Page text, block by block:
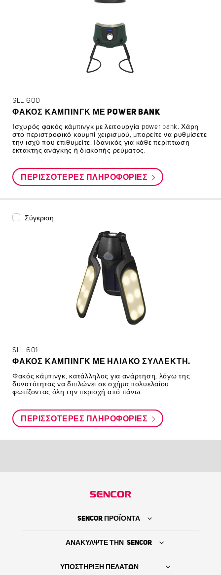
SLL 600
ΦΑΚΌΣ ΚΆΜΠΙΝΓΚ ΜΕ POWER BANK
Ισχυρός φακός κάμπινγκ με λειτουργία power bank. Χάρη
στο περιστροφικό κουμπί χειρισμού, μπορείτε να ρυθμίσετε
την ισχύ που επιθυμείτε. Ιδανικός για κάθε περίπτωση
έκτακτης ανάγκης ή διακοπής ρεύματος.
ΠΕΡΙΣΣΌΤΕΡΕΣ ΠΛΗΡΟΦΟΡΊΕΣ
Σύγκριση
SLL 601
ΦΑΚΌΣ ΚΆΜΠΙΝΓΚ ΜΕ ΗΛΙΑΚΌ ΣΥΛΛΈΚΤΗ.
Φακός κάμπινγκ, κατάλληλος για ανάρτηση, λόγω της
δυνατότητας να διπλώνει σε σχήμα πολυελαίου
φωτίζοντας όλη την περιοχή από πάνω.
ΠΕΡΙΣΣΌΤΕΡΕΣ ΠΛΗΡΟΦΟΡΊΕΣ
SENCOR ΠΡΟΪΟΝΤΑ
ΑΝΑΚΥΛΨΤΕ ΤΗΝ SENCOR
ΥΠΟΣΤΗΡΙΞΗ ΠΕΛΑΤΩΝ